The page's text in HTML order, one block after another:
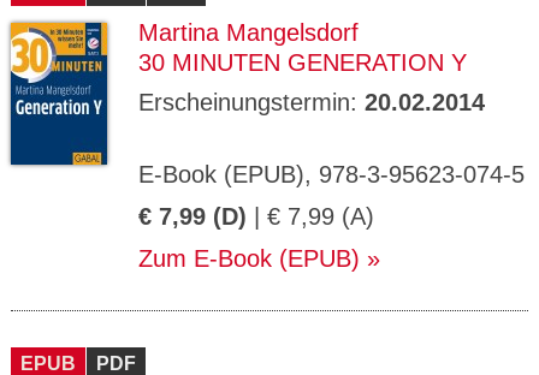
Martina Mangelsdorf
30 MINUTEN GENERATION Y
Erscheinungstermin: 20.02.2014
E-Book (EPUB), 978-3-95623-074-5
€ 7,99 (D) | € 7,99 (A)
Zum E-Book (EPUB)
EPUB PDF